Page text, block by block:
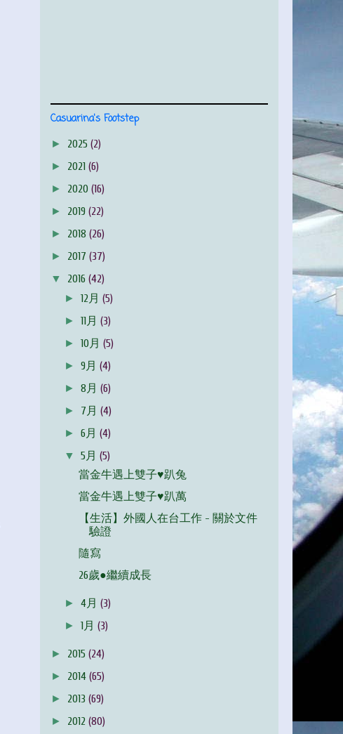
Casuarina's Footstep
► 2025 (2)
► 2021 (6)
► 2020 (16)
► 2019 (22)
► 2018 (26)
► 2017 (37)
▼ 2016 (42)
►12月(5)
►11月(3)
►10月(5)
►9月(4)
►8月(6)
► 7月(4)
►6月(4)
▼5月(5)
當金牛遇上雙子♥趴兔
當金牛遇上雙子♥趴萬
【生活】外國人在台工作 - 關於文件
驗證
隨寫
26歲●繼續成長
►4月(3)
►1月(3)
► 2015 (24)
► 2014 (65)
► 2013 (69)
► 2012 (80)